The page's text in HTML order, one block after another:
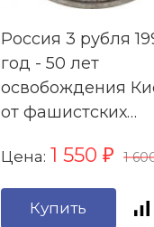
Россия 3 рубля
год - 50 лет
освобождения
от фашистских
Цена: 1 550 ₽ 1
Купить